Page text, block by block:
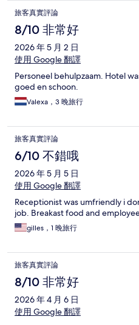
旅客真實評論
8/10 非常好
2026 年 5 月 2 日
使用 Google 翻譯
Personeel behulpzaam. Hotel
goed en schoon.
Valexa，3 晚旅行
旅客真實評論
6/10 不錯哦
2026 年 5 月 5 日
使用 Google 翻譯
Receptionist was umfriendly i
job. Breakast food and
gilles，1 晚旅行
旅客真實評論
8/10 非常好
2026 年 4 月 6 日
使用 Google 翻譯